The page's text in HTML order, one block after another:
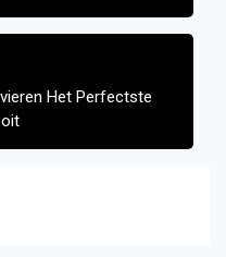
Het Perfectste